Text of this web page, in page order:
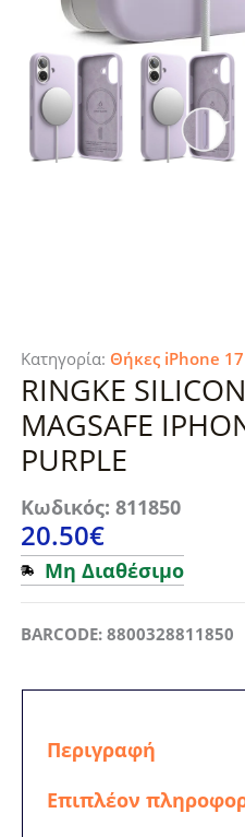
Κατηγορία: Θήκες iPhone 17
RINGKE
MAGSAFE
PURPLE
Κωδικός: 811850
20.50€
Μη Διαθέσιμο
BARCODE: 8800328811850
Περιγραφή
Επιπλέον